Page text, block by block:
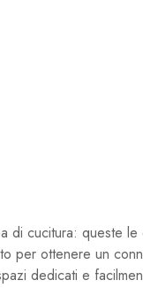
di cucitura: queste le
per ottenere un
dedicati e